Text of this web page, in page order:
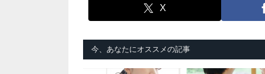
X
今、あなたにオススメの記事